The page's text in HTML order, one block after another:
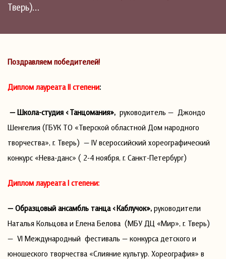
Тверь)…
Поздравляем победителей!
Диплом лауреата II степени:
— Школа-студия «Танцомания», руководитель — Джондо
Шенгелия (ГБУК ТО «Тверской областной Дом народного
творчества», г. Тверь) — IV всероссийский хореографический
конкурс «Нева-данс» ( 2-4 ноября, г. Санкт-Петербург)
Диплом лауреата I степени:
— Образцовый ансамбль танца «Каблучок», руководители
Наталья Кольцова и Елена Белова (МБУ ДЦ «Мир», г. Тверь)
— VI Международный фестиваль — конкурса детского и
юношеского творчества «Слияние культур. Хореография» в